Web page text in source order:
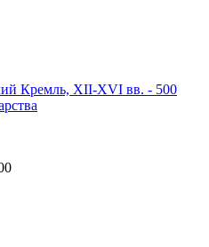
Кремль, XII-XVI вв. - 500